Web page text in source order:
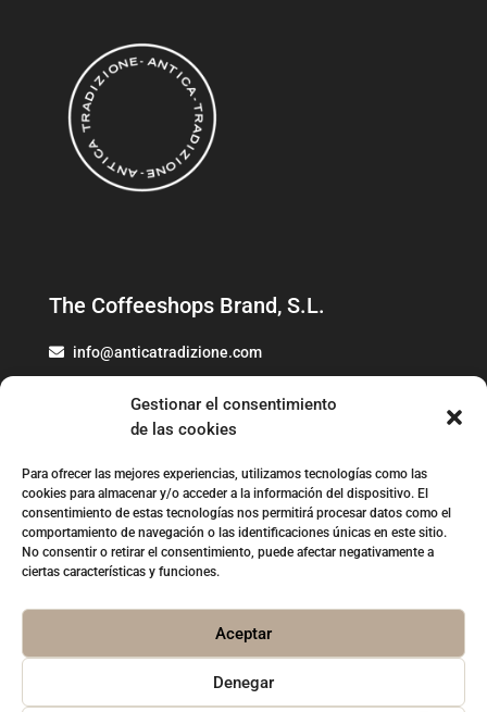
Gestionar el consentimiento
de las cookies
Para ofrecer las mejores experiencias, utilizamos tecnologías como las
cookies para almacenar y/o acceder a la información del dispositivo. El
consentimiento de estas tecnologías nos permitirá procesar datos como el
comportamiento de navegación o las identificaciones únicas en este sitio.
No consentir o retirar el consentimiento, puede afectar negativamente a
ciertas características y funciones.
Aceptar
Denegar
The Coffeeshops Brand, S.L.
info@anticatradizione.com
Política de Privacidad
Aviso Legal
Política de cookies